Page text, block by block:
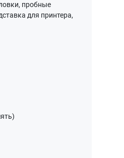
пробные
для принтера,